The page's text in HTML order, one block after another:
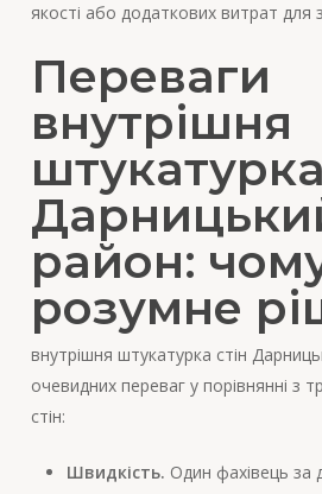
якості або додаткових витрат для
Переваги
внутрішня
штукатурка
район:
розумне
внутрішня штукатурка стін
очевидних переваг у порівнянні з
стін:
Швидкість. Один фахівець